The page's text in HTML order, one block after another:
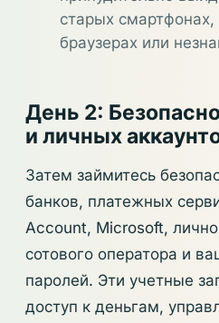
старых
браузерах или
День 2:
и личных
Затем займитесь
банков, платежных
Account, Microsoft,
сотового оператора и
паролей. Эти учетные
доступ к деньгам,